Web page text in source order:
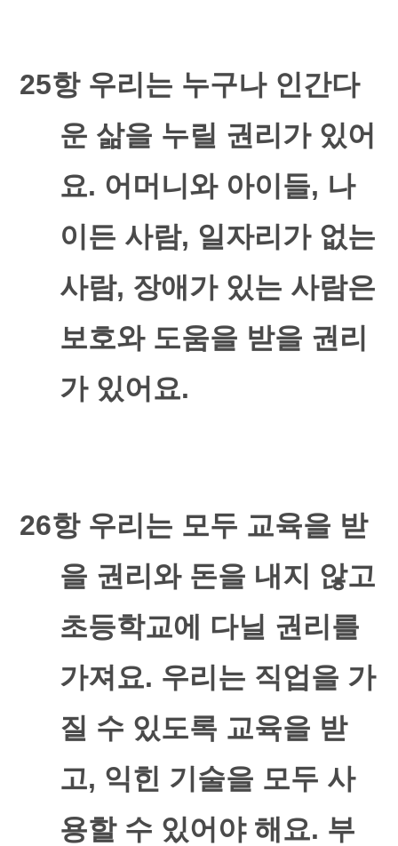
25항 우리는 누구나 인간다
운 삶을 누릴 권리가 있어
요. 어머니와 아이들, 나
이든 사람, 일자리가 없는
사람, 장애가 있는 사람은
보호와 도움을 받을 권리
가 있어요.
26항 우리는 모두 교육을 받
을 권리와 돈을 내지 않고
초등학교에 다닐 권리를
가져요. 우리는 직업을 가
질 수 있도록 교육을 받
고, 익힌 기술을 모두 사
용할 수 있어야 해요. 부